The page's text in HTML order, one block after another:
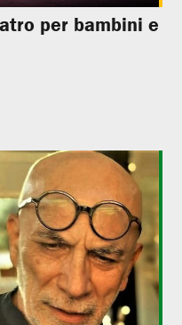
per bambini e